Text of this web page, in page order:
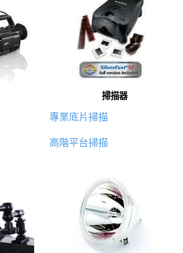
掃描器
專業底片掃描
高階平台掃描